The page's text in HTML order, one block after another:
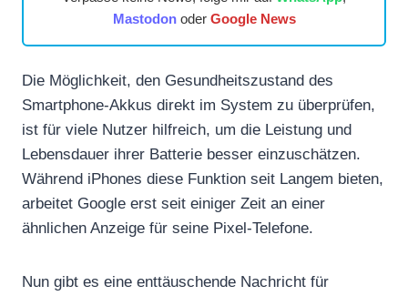
Mastodonoder Google News
Die Möglichkeit, den Gesundheitszustand des
Smartphone-Akkus direkt im System zu überprüfen,
ist für viele Nutzer hilfreich, um die Leistung und
Lebensdauer ihrer Batterie besser einzuschätzen.
Während iPhones diese Funktion seit Langem bieten,
arbeitet Google erst seit einiger Zeit an einer
ähnlichen Anzeige für seine Pixel-Telefone.
Nun gibt es eine enttäuschende Nachricht für